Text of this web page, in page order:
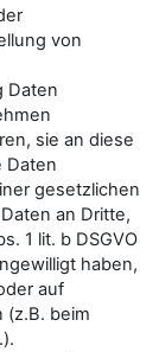
von
Daten
sie an diese
Daten
gesetzlichen
an Dritte,
1 lit. b DSGVO
haben,
auf
(z.B. beim